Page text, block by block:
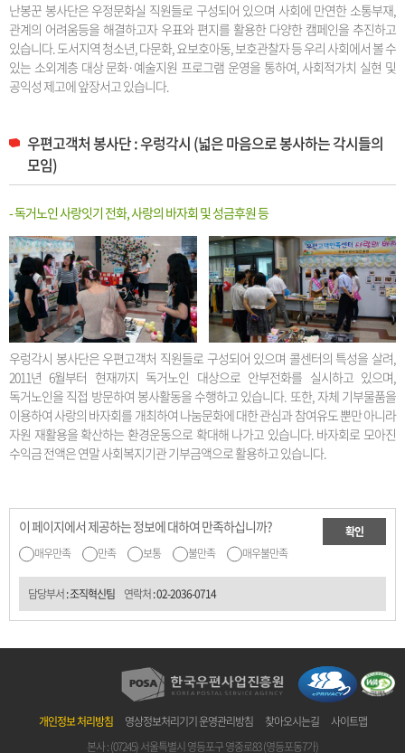
난봉꾼 봉사단은 우정문화실 직원들로 구성되어 있으며 사회에 만연한 소통부재,
관계의 어려움등을 해결하고자 우표와 편지를 활용한 다양한 캠페인을 추진하고
있습니다. 도서지역 청소년, 다문화, 요보호아동, 보호관찰자 등 우리 사회에서 볼 수
있는 소외계층 대상 문화·예술지원 프로그램 운영을 통하여, 사회적가치 실현 및
공익성 제고에 앞장서고 있습니다.
우편고객처 봉사단 : 우렁각시 (넓은 마음으로 봉사하는 각시들의
모임)
- 독거노인 사랑잇기 전화, 사랑의 바자회 및 성금후원 등
우렁각시 봉사단은 우편고객처 직원들로 구성되어 있으며 콜센터의 특성을 살려,
2011년 6월부터 현재까지 독거노인 대상으로 안부전화를 실시하고 있으며,
독거노인을 직접 방문하여 봉사활동을 수행하고 있습니다. 또한, 자체 기부물품을
이용하여 사랑의 바자회를 개최하여 나눔문화에 대한 관심과 참여유도 뿐만 아니라
자원 재활용을 확산하는 환경운동으로 확대해 나가고 있습니다. 바자회로 모아진
수익금 전액은 연말 사회복지기관 기부금액으로 활용하고 있습니다.
이 페이지에서 제공하는 정보에 대하여 만족하십니까?
매우만족 만족 보통 불만족 매우불만족
확인
담당부서 : 조직혁신팀 연락처 :02-2036-0714
개인정보 처리방침 영상정보처리기기 운영관리방침 찾아오시는길
사이트맵
본사 : (07245) 서울특별시 영등포구 영중로83 (영등포동7가)